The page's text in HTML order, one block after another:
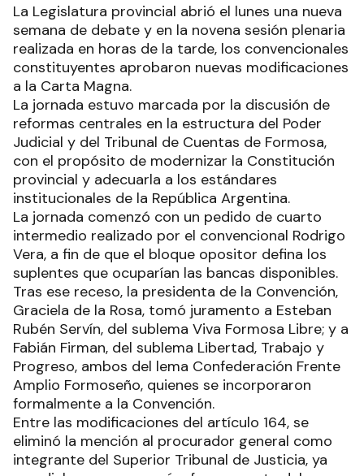
La Legislatura provincial abrió el lunes una nueva
semana de debate y en la novena sesión plenaria
realizada en horas de la tarde, los convencionales
constituyentes aprobaron nuevas modificaciones
a la Carta Magna.
La jornada estuvo marcada por la discusión de
reformas centrales en la estructura del Poder
Judicial y del Tribunal de Cuentas de Formosa,
con el propósito de modernizar la Constitución
provincial y adecuarla a los estándares
institucionales de la República Argentina.
La jornada comenzó con un pedido de cuarto
intermedio realizado por el convencional Rodrigo
Vera, a fin de que el bloque opositor defina los
suplentes que ocuparían las bancas disponibles.
Tras ese receso, la presidenta de la Convención,
Graciela de la Rosa, tomó juramento a Esteban
Rubén Servín, del sublema Viva Formosa Libre; y a
Fabián Firman, del sublema Libertad, Trabajo y
Progreso, ambos del lema Confederación Frente
Amplio Formoseño, quienes se incorporaron
formalmente a la Convención.
Entre las modificaciones del artículo 164, se
eliminó la mención al procurador general como
integrante del Superior Tribunal de Justicia, ya